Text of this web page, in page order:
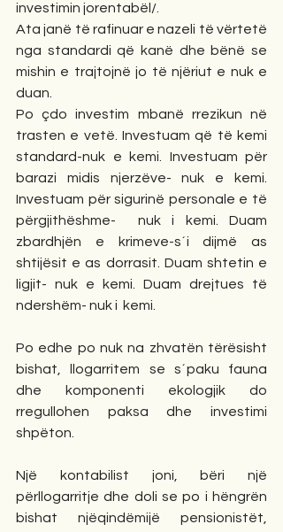
investimin jorentabël/.
Ata janë të rafinuar e nazeli të vërtetë
nga standardi që kanë dhe bënë se
mishin e trajtojnë jo të njëriut e nuk e
duan.
Po çdo investim mbanë rrezikun në
trasten e vetë. Investuam që të kemi
standard-nuk e kemi. Investuam për
barazi midis njerzëve- nuk e kemi.
Investuam për sigurinë personale e të
përgjithëshme-  nuk i kemi. Duam
zbardhjën e krimeve-s´i dijmë as
shtijësit e as dorrasit. Duam shtetin e
ligjit- nuk e kemi. Duam drejtues të
ndershëm- nuk i  kemi.
Po edhe po nuk na zhvatën tërësisht
bishat, llogarritem se s´paku fauna
dhe komponenti ekologjik do
rregullohen paksa dhe investimi
shpëton.
Një kontabilist joni, bëri një
përllogarritje dhe doli se po i hëngrën
bishat njëqindëmijë pensionistët,